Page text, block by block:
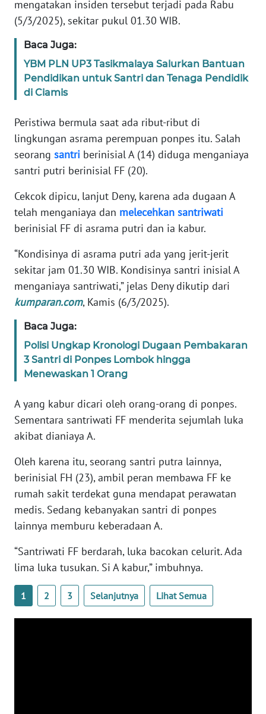
mengatakan insiden tersebut terjadi pada Rabu
(5/3/2025), sekitar pukul 01.30 WIB.
Baca Juga:
YBM PLN UP3 Tasikmalaya Salurkan Bantuan
Pendidikan untuk Santri dan Tenaga Pendidik
di Ciamis
Peristiwa bermula saat ada ribut-ribut di
lingkungan asrama perempuan ponpes itu. Salah
seorang santri berinisial A (14) diduga menganiaya
santri putri berinisial FF (20).
Cekcok dipicu, lanjut Deny, karena ada dugaan A
telah menganiaya dan melecehkan santriwati
berinisial FF di asrama putri dan ia kabur.
“Kondisinya di asrama putri ada yang jerit-jerit
sekitar jam 01.30 WIB. Kondisinya santri inisial A
menganiaya santriwati,” jelas Deny dikutip dari
kumparan.com, Kamis (6/3/2025).
Baca Juga:
Polisi Ungkap Kronologi Dugaan Pembakaran
3 Santri di Ponpes Lombok hingga
Menewaskan 1 Orang
A yang kabur dicari oleh orang-orang di ponpes.
Sementara santriwati FF menderita sejumlah luka
akibat dianiaya A.
Oleh karena itu, seorang santri putra lainnya,
berinisial FH (23), ambil peran membawa FF ke
rumah sakit terdekat guna mendapat perawatan
medis. Sedang kebanyakan santri di ponpes
lainnya memburu keberadaan A.
“Santriwati FF berdarah, luka bacokan celurit. Ada
lima luka tusukan. Si A kabur,” imbuhnya.
1 2 3 Selanjutnya Lihat Semua
IKLAN
TENTANG
KAMI
PEDOMAN
MEDIA
SIBER
REDAKSI
KARIR
Wahana
News
Regional
WN
WN
WN
JABAR
WN
WN
NTT
KEPRI
WN
PAPUA